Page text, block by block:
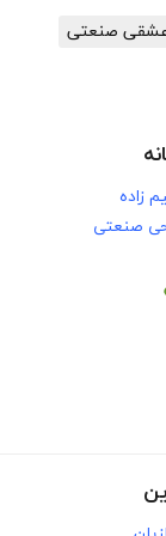
عشقی صنعتی
زاده
صنعتی